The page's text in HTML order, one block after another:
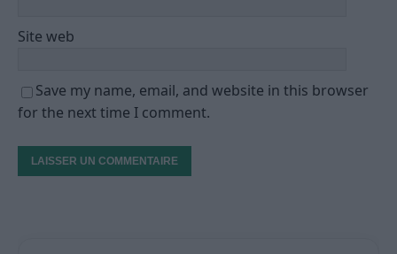
Site web
Save my name, email, and website in this browser
for the next time I comment.